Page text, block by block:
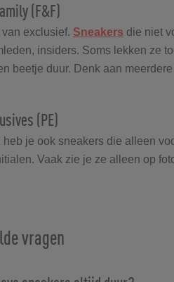
(F&F)
van exclusief. Sneakers die niet
insiders. Soms lekken ze
beetje duur. Denk aan
(PE)
heb je ook sneakers die alleen
Vaak zie je ze alleen op
vragen